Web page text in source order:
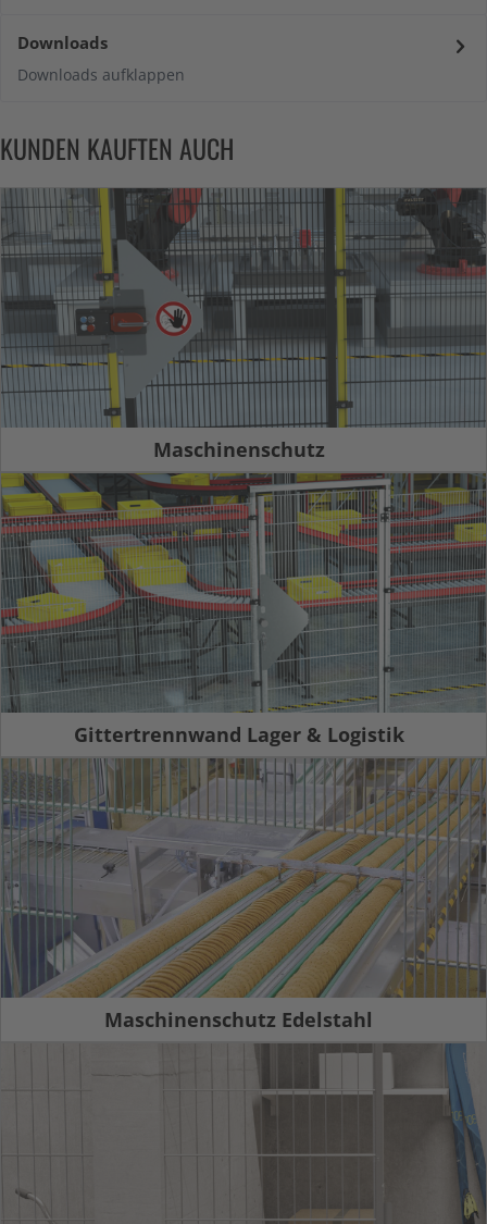
Downloads
Downloads aufklappen
KUNDEN KAUFTEN AUCH
Maschinenschutz
Gittertrennwand Lager & Logistik
Maschinenschutz Edelstahl